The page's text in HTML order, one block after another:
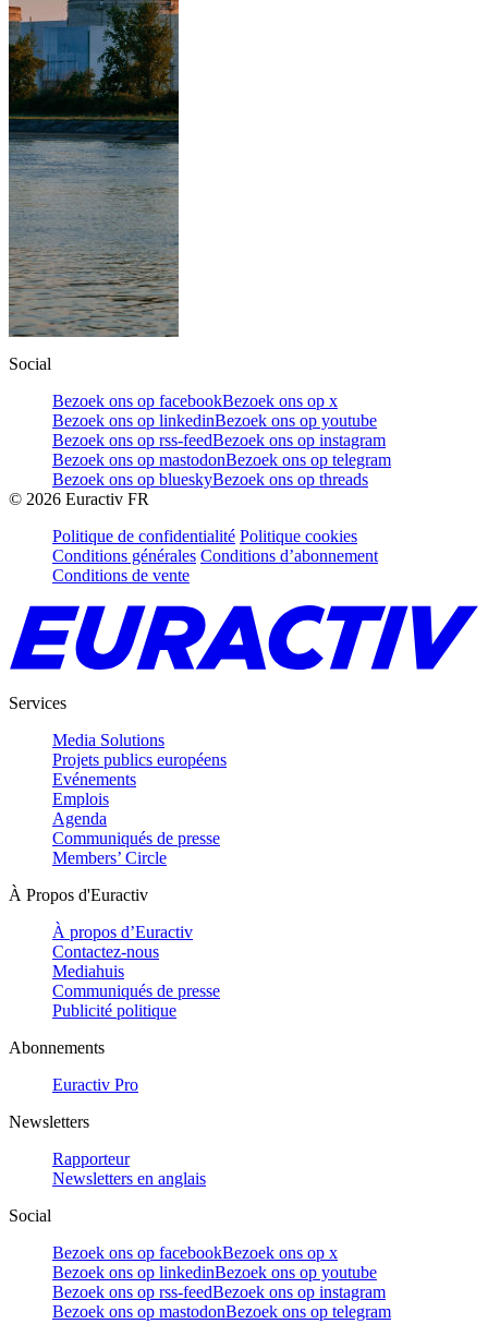
Social
Bezoek ons op facebookBezoek ons op x
Bezoek ons op linkedinBezoek ons op youtube
Bezoek ons op rss-feedBezoek ons op instagram
Bezoek ons op mastodonBezoek ons op telegram
Bezoek ons op blueskyBezoek ons op threads
© 2026 Euractiv FR
Politique de confidentialité Politique cookies
Conditions générales Conditions d’abonnement
Conditions de vente
Services
Media Solutions
Projets publics européens
Evénements
Emplois
Agenda
Communiqués de presse
Members’ Circle
À Propos d'Euractiv
À propos d’Euractiv
Contactez-nous
Mediahuis
Communiqués de presse
Publicité politique
Abonnements
Euractiv Pro
Newsletters
Rapporteur
Newsletters en anglais
Social
Bezoek ons op facebookBezoek ons op x
Bezoek ons op linkedinBezoek ons op youtube
Bezoek ons op rss-feedBezoek ons op instagram
Bezoek ons op mastodonBezoek ons op telegram